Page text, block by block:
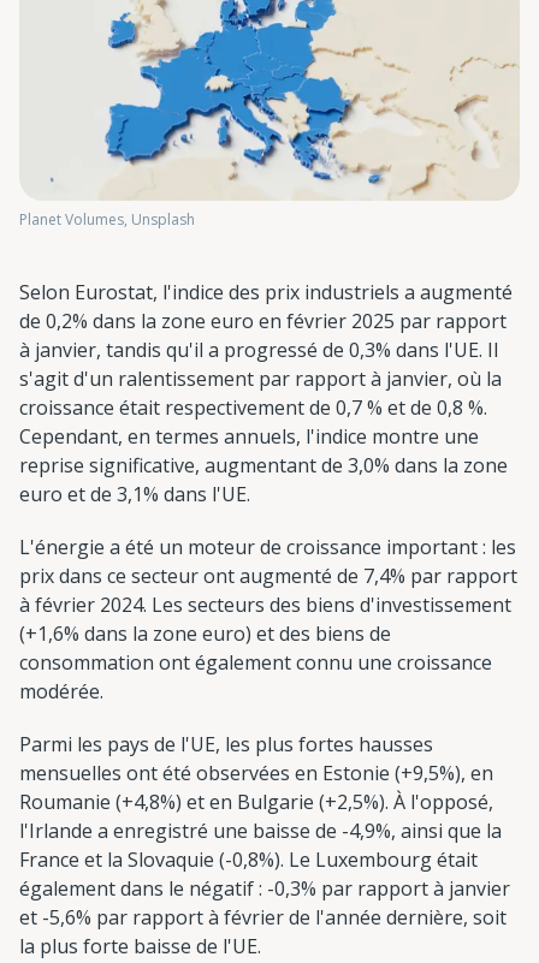
Planet Volumes, Unsplash
Selon Eurostat, l'indice des prix industriels a augmenté
de 0,2% dans la zone euro en février 2025 par rapport
à janvier, tandis qu'il a progressé de 0,3% dans l'UE. Il
s'agit d'un ralentissement par rapport à janvier, où la
croissance était respectivement de 0,7 % et de 0,8 %.
Cependant, en termes annuels, l'indice montre une
reprise significative, augmentant de 3,0% dans la zone
euro et de 3,1% dans l'UE.
L'énergie a été un moteur de croissance important : les
prix dans ce secteur ont augmenté de 7,4% par rapport
à février 2024. Les secteurs des biens d'investissement
(+1,6% dans la zone euro) et des biens de
consommation ont également connu une croissance
modérée.
Parmi les pays de l'UE, les plus fortes hausses
mensuelles ont été observées en Estonie (+9,5%), en
Roumanie (+4,8%) et en Bulgarie (+2,5%). À l'opposé,
l'Irlande a enregistré une baisse de -4,9%, ainsi que la
France et la Slovaquie (-0,8%). Le Luxembourg était
également dans le négatif : -0,3% par rapport à janvier
et -5,6% par rapport à février de l'année dernière, soit
la plus forte baisse de l'UE.